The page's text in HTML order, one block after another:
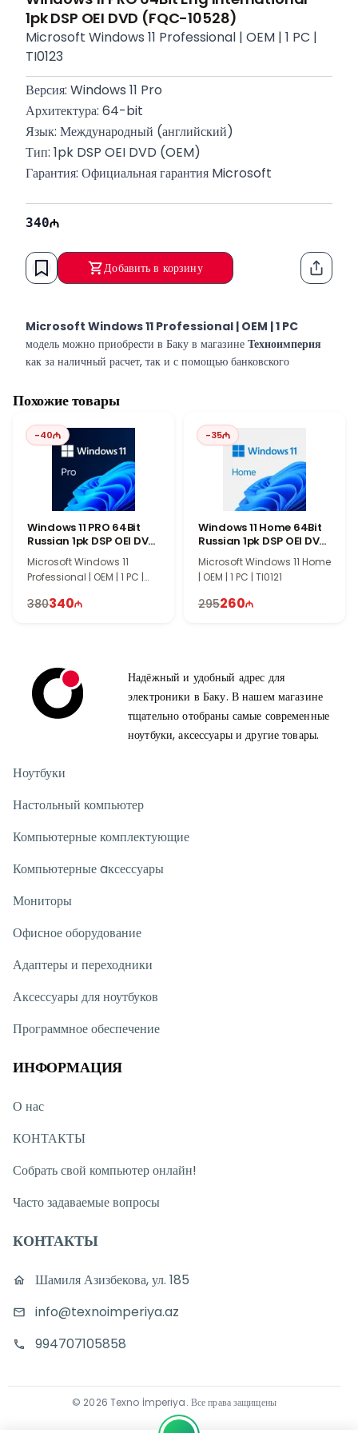
1pk DSP OEI DVD (FQC-10528)
Microsoft Windows 11 Professional | OEM | 1 PC |
TI0123
Версия: Windows 11 Pro
Архитектура: 64-bit
Язык: Международный (английский)
Тип: 1pk DSP OEI DVD (OEM)
Гарантия: Официальная гарантия Microsoft
340
Добавить в корзину
Microsoft Windows 11 Professional | OEM | 1 PC
модель можно приобрести в Баку в магазине Техноимперия
как за наличный расчет, так и с помощью банковского
Похожие товары
-40
Windows 11 PRO 64Bit
Russian 1pk DSP OEI DVD
(FQC-10547)
Microsoft Windows 11
Professional | OEM | 1 PC |
380340
-35
Windows 11 Home 64Bit
Russian 1pk DSP OEI DVD
(KW9-00651)
Microsoft Windows 11 Home
| OEM | 1 PC | TI0121
295260
Надёжный и удобный адрес для
электроники в Баку. В нашем магазине
тщательно отобраны самые современные
ноутбуки, аксессуары и другие товары.
Ноутбуки
Настольный компьютер
Компьютерные комплектующие
Компьютерные aксессуары
Мониторы
Офисное оборудование
Адаптеры и переходники
Аксессуары для ноутбуков
Программное обеспечение
ИНФОРМАЦИЯ
О нас
КОНТАКТЫ
Собрать свой компьютер онлайн!
Часто задаваемые вопросы
КОНТАКТЫ
Шамиля Азизбекова, ул. 185
info@texnoimperiya.az
994707105858
© 2026 Texno İmperiya. Все права защищены